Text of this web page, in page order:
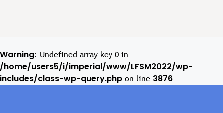
Warning: Undefined array key 0 in
/home/users5/i/imperial/www/LFSM2022/wp-
includes/class-wp-query.php on line 3876